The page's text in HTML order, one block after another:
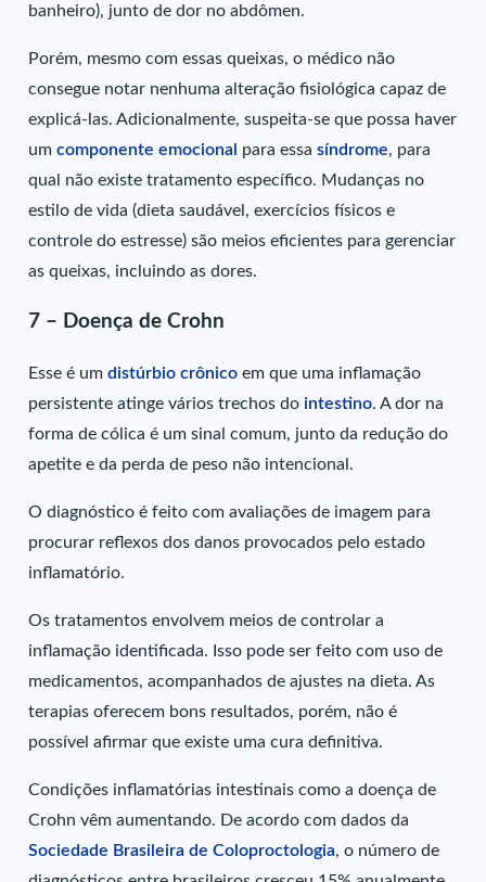
banheiro), junto de dor no abdômen.
Porém, mesmo com essas queixas, o médico não
consegue notar nenhuma alteração fisiológica capaz de
explicá-las. Adicionalmente, suspeita-se que possa haver
umcomponente emocional para essasíndrome, para
qual não existe tratamento específico. Mudanças no
estilo de vida (dieta saudável, exercícios físicos e
controle do estresse) são meios eficientes para gerenciar
as queixas, incluindo as dores.
7 – Doença de Crohn
Esse é umdistúrbio crônico em que uma inflamação
persistente atinge vários trechos do intestino. A dor na
forma de cólica é um sinal comum, junto da redução do
apetite e da perda de peso não intencional.
O diagnóstico é feito com avaliações de imagem para
procurar reflexos dos danos provocados pelo estado
inflamatório.
Os tratamentos envolvem meios de controlar a
inflamação identificada. Isso pode ser feito com uso de
medicamentos, acompanhados de ajustes na dieta. As
terapias oferecem bons resultados, porém, não é
possível afirmar que existe uma cura definitiva.
Condições inflamatórias intestinais como a doença de
Crohn vêm aumentando. De acordo com dados da
Sociedade Brasileira de Coloproctologia, o número de